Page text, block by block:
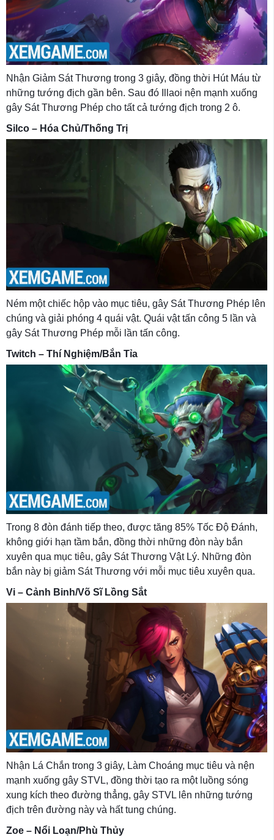
Nhận Giảm Sát Thương trong 3 giây, đồng thời Hút Máu từ
những tướng địch gần bên. Sau đó Illaoi nện mạnh xuống
gây Sát Thương Phép cho tất cả tướng địch trong 2 ô.
Silco – Hóa Chủ/Thống Trị
Ném một chiếc hộp vào mục tiêu, gây Sát Thương Phép lên
chúng và giải phóng 4 quái vật. Quái vật tấn công 5 lần và
gây Sát Thương Phép mỗi lần tấn công.
Twitch – Thí Nghiệm/Bắn Tỉa
Trong 8 đòn đánh tiếp theo, được tăng 85% Tốc Độ Đánh,
không giới hạn tầm bắn, đồng thời những đòn này bắn
xuyên qua mục tiêu, gây Sát Thương Vật Lý. Những đòn
bắn này bị giảm Sát Thương với mỗi mục tiêu xuyên qua.
Vi – Cảnh Binh/Võ Sĩ Lồng Sắt
Nhận Lá Chắn trong 3 giây, Làm Choáng mục tiêu và nện
mạnh xuống gây STVL, đồng thời tạo ra một luồng sóng
xung kích theo đường thẳng, gây STVL lên những tướng
địch trên đường này và hất tung chúng.
Zoe – Nổi Loạn/Phù Thủy